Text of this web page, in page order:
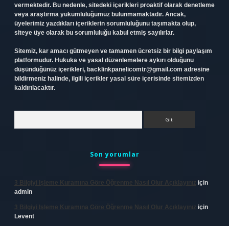
vermektedir. Bu nedenle, sitedeki içerikleri proaktif olarak denetleme
veya araştırma yükümlülüğümüz bulunmamaktadır. Ancak,
üyelerimiz yazdıkları içeriklerin sorumluluğunu taşımakta olup,
siteye üye olarak bu sorumluluğu kabul etmiş sayılırlar.
Sitemiz, kar amacı gütmeyen ve tamamen ücretsiz bir bilgi paylaşım
platformudur. Hukuka ve yasal düzenlemelere aykırı olduğunu
düşündüğünüz içerikleri, backlinkpanelicomtr@gmail.com adresine
bildirmeniz halinde, ilgili içerikler yasal süre içerisinde sitemizden
kaldırılacaktır.
Son yorumlar
3 Bilgiyi Işleme Kuramına Göre Öğrenme Nasıl Olur Açıklayınız için
admin
3 Bilgiyi Işleme Kuramına Göre Öğrenme Nasıl Olur Açıklayınız için
Levent